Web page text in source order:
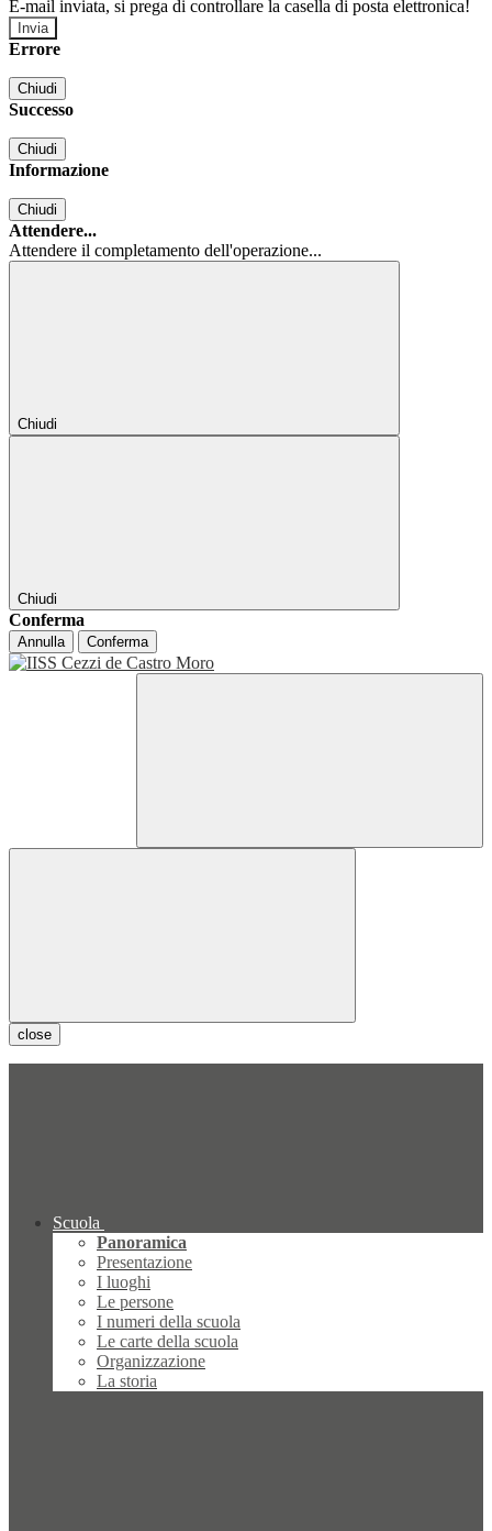
E-mail inviata, si prega di controllare la casella di posta elettronica!
Errore
Chiudi
Successo
Chiudi
Informazione
Chiudi
Attendere...
Attendere il completamento dell'operazione...
Chiudi
Chiudi
Conferma
Annulla Conferma
close
Scuola
Panoramica
Presentazione
I luoghi
Le persone
I numeri della scuola
Le carte della scuola
Organizzazione
La storia